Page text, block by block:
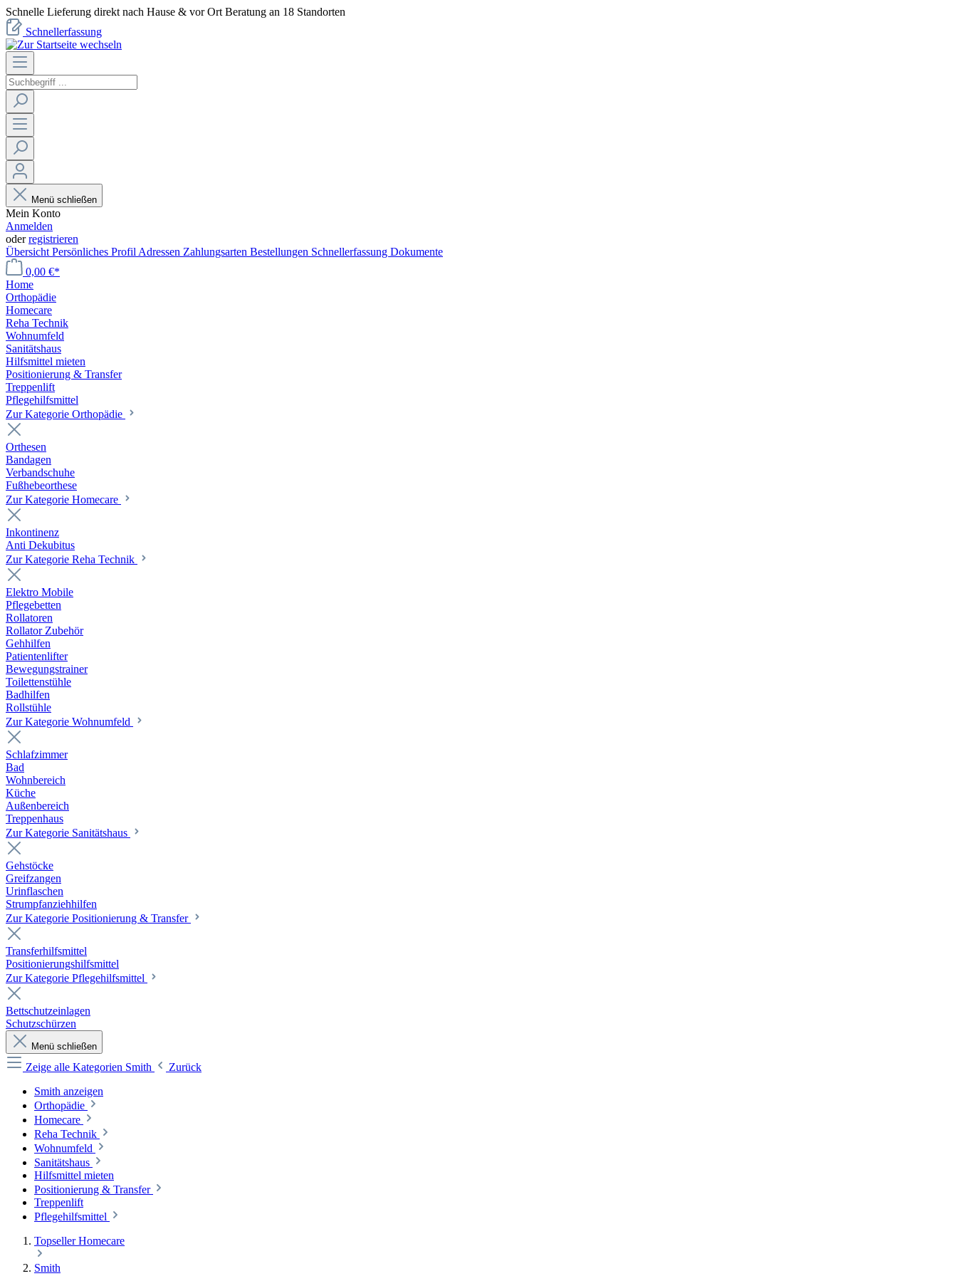
Schnelle Lieferung direkt nach Hause & vor Ort Beratung an 18 Standorten
Schnellerfassung
Menü schließen
Mein Konto
Anmelden
oderregistrieren
Übersicht Persönliches Profil Adressen Zahlungsarten Bestellungen Schnellerfassung Dokumente
0,00 €*
Home
Orthopädie
Homecare
Reha Technik
Wohnumfeld
Sanitätshaus
Hilfsmittel mieten
Positionierung & Transfer
Treppenlift
Pflegehilfsmittel
Zur Kategorie Orthopädie
Orthesen
Bandagen
Verbandschuhe
Fußhebeorthese
Zur Kategorie Homecare
Inkontinenz
Anti Dekubitus
Zur Kategorie Reha Technik
Elektro Mobile
Pflegebetten
Rollatoren
Rollator Zubehör
Gehhilfen
Patientenlifter
Bewegungstrainer
Toilettenstühle
Badhilfen
Rollstühle
Zur Kategorie Wohnumfeld
Schlafzimmer
Bad
Wohnbereich
Küche
Außenbereich
Treppenhaus
Zur Kategorie Sanitätshaus
Gehstöcke
Greifzangen
Urinflaschen
Strumpfanziehhilfen
Zur Kategorie Positionierung & Transfer
Transferhilfsmittel
Positionierungshilfsmittel
Zur Kategorie Pflegehilfsmittel
Bettschutzeinlagen
Schutzschürzen
Menü schließen
Zeige alle Kategorien Smith
Zurück
Smith anzeigen
Orthopädie
Homecare
Reha Technik
Wohnumfeld
Sanitätshaus
Hilfsmittel mieten
Positionierung & Transfer
Treppenlift
Pflegehilfsmittel
Topseller Homecare
Smith